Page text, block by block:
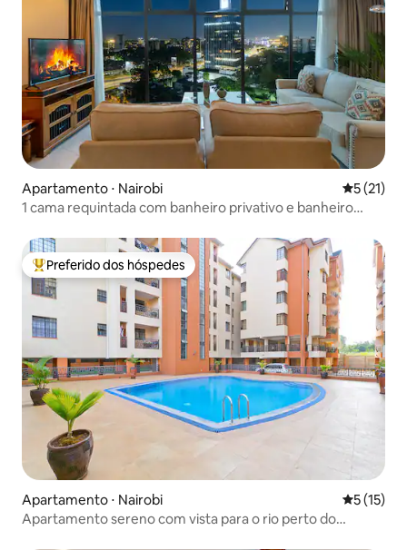
Apartamento ⋅ Nairobi 5 de uma
5 (21)
1 cama requintada com banheiro privativo e banheiro
Entre os melhores preferidos dos hóspedes
Preferido dos hóspedes
Apartamento ⋅ Nairobi 5 de uma
5 (15)
Apartamento sereno com vista para o rio perto do